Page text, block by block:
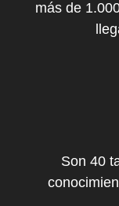
más de
Son 40